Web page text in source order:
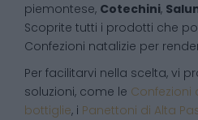
piemontese, Cotechini,
Scoprite tutti i prodotti che
Confezioni natalizie per
Per facilitarvi nella scelta, vi
soluzioni, come le Confezioni
bottiglie, i Panettoni di Alta